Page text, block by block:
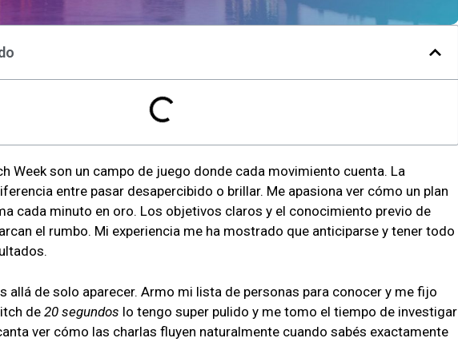
Week son un campo de juego donde cada movimiento cuenta. La
entre pasar desapercibido o brillar. Me apasiona ver cómo un plan
cada minuto en oro. Los objetivos claros y el conocimiento previo de
el rumbo. Mi experiencia me ha mostrado que anticiparse y tener todo
allá de solo aparecer. Armo mi lista de personas para conocer y me fijo
de 20 segundos lo tengo super pulido y me tomo el tiempo de investigar
ver cómo las charlas fluyen naturalmente cuando sabés exactamente